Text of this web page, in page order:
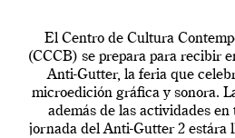
El Centro de Cultura
(CCCB) se prepara para recibir
Anti-Gutter, la feria que
microedición gráfica y sonora.
además de las actividades
jornada del Anti-Gutter 2 estára